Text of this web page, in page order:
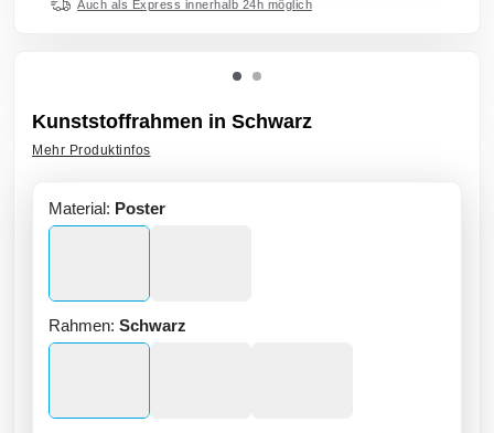
Auch als Express innerhalb 24h möglich
Kunststoffrahmen in Schwarz
Mehr Produktinfos
Material: Poster
Rahmen: Schwarz